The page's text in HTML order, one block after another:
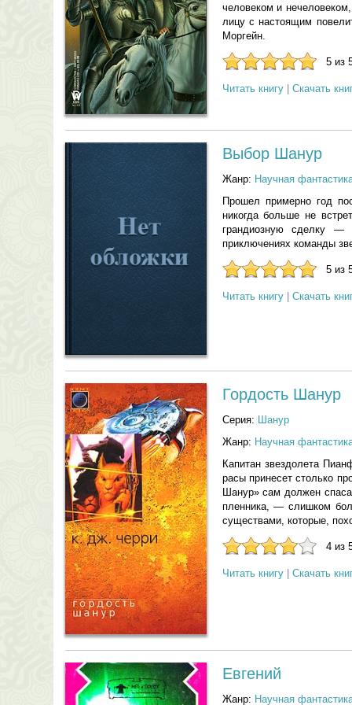
человеком и
лицу с настоящим
Моргейн.
5 из
Читать книгу| Скачать
Выбор Шанур
Жанр: Научная
Прошел примерно год
никогда больше не
грандиозную сделку
приключениях команды
5 из
Читать книгу| Скачать
Гордость Шанур
Серия: Шанур
Жанр: Научная
Капитан звездолета
расы принесет столько
Шанур» сам должен
пленника, — слишком
существами, которые,
4 из
Читать книгу| Скачать
Евгений
Жанр: Научная